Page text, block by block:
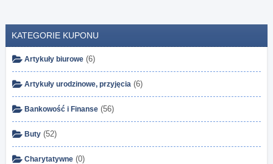
KATEGORIE KUPONU
Artykuły biurowe (6)
Artykuły urodzinowe, przyjęcia (6)
Bankowość i Finanse (56)
Buty (52)
Charytatywne (0)